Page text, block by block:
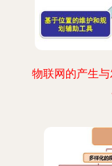
物联网的产生